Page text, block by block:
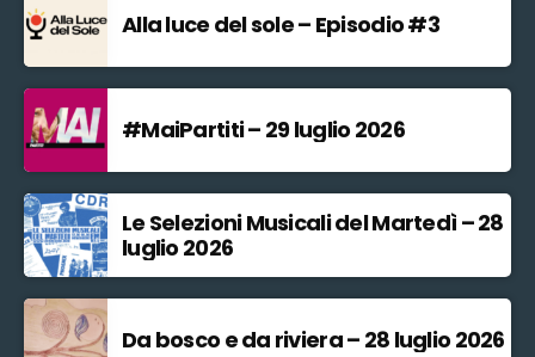
Alla luce del sole – Episodio #3
#MaiPartiti – 29 luglio 2026
Le Selezioni Musicali del Martedì – 28
luglio 2026
Da bosco e da riviera – 28 luglio 2026